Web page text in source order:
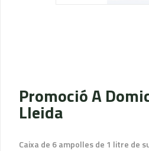
Promoció A
Lleida
Caixa de 6 ampolles de 1 litre de